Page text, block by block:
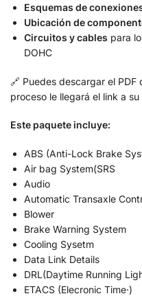
Esquemas de
Ubicación de
Circuitos y cables para
DOHC
🔗 Puedes descargar el
proceso le llegará el link a su
Este paquete incluye:
ABS (Anti-Lock Brake
Air bag System(SRS
Audio
Automatic Transaxle
Blower
Brake Warning System
Cooling Sysetm
Data Link Details
DRL(Daytime Running
ETACS (Elecronic Time·)